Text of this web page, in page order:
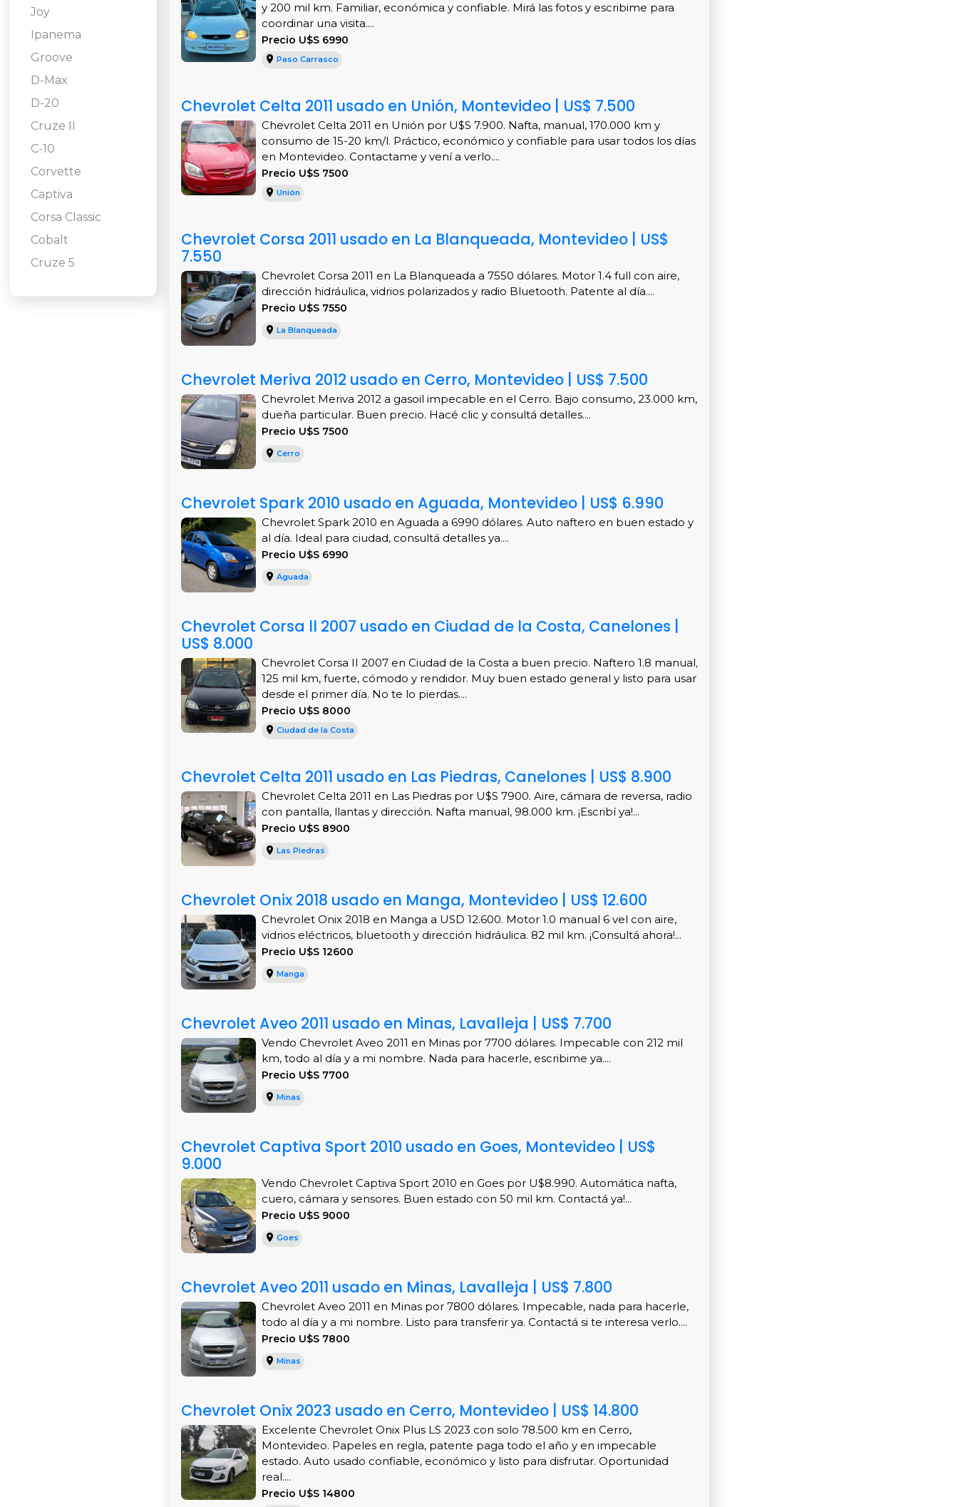
Joy
Ipanema
Groove
D-Max
D-20
Cruze II
C-10
Corvette
Captiva
Corsa Classic
Cobalt
Cruze 5
y 200 mil km. Familiar, económica y confiable. Mirá las fotos y escribime para
coordinar una visita....
Precio U$S 6990
Paso Carrasco
Chevrolet Celta 2011 usado en Unión, Montevideo | US$ 7.500
Chevrolet Celta 2011 en Unión por U$S 7.900. Nafta, manual, 170.000 km y
consumo de 15-20 km/l. Práctico, económico y confiable para usar todos los días
en Montevideo. Contactame y vení a verlo....
Precio U$S 7500
Unión
Chevrolet Corsa 2011 usado en La Blanqueada, Montevideo | US$
7.550
Chevrolet Corsa 2011 en La Blanqueada a 7550 dólares. Motor 1.4 full con aire,
dirección hidráulica, vidrios polarizados y radio Bluetooth. Patente al día....
Precio U$S 7550
La Blanqueada
Chevrolet Meriva 2012 usado en Cerro, Montevideo | US$ 7.500
Chevrolet Meriva 2012 a gasoil impecable en el Cerro. Bajo consumo, 23.000 km,
dueña particular. Buen precio. Hacé clic y consultá detalles....
Precio U$S 7500
Cerro
Chevrolet Spark 2010 usado en Aguada, Montevideo | US$ 6.990
Chevrolet Spark 2010 en Aguada a 6990 dólares. Auto naftero en buen estado y
al día. Ideal para ciudad, consultá detalles ya....
Precio U$S 6990
Aguada
Chevrolet Corsa ll 2007 usado en Ciudad de la Costa, Canelones |
US$ 8.000
Chevrolet Corsa II 2007 en Ciudad de la Costa a buen precio. Naftero 1.8 manual,
125 mil km, fuerte, cómodo y rendidor. Muy buen estado general y listo para usar
desde el primer día. No te lo pierdas....
Precio U$S 8000
Ciudad de la Costa
Chevrolet Celta 2011 usado en Las Piedras, Canelones | US$ 8.900
Chevrolet Celta 2011 en Las Piedras por U$S 7900. Aire, cámara de reversa, radio
con pantalla, llantas y dirección. Nafta manual, 98.000 km. ¡Escribí ya!...
Precio U$S 8900
Las Piedras
Chevrolet Onix 2018 usado en Manga, Montevideo | US$ 12.600
Chevrolet Onix 2018 en Manga a USD 12.600. Motor 1.0 manual 6 vel con aire,
vidrios eléctricos, bluetooth y dirección hidráulica. 82 mil km. ¡Consultá ahora!...
Precio U$S 12600
Manga
Chevrolet Aveo 2011 usado en Minas, Lavalleja | US$ 7.700
Vendo Chevrolet Aveo 2011 en Minas por 7700 dólares. Impecable con 212 mil
km, todo al día y a mi nombre. Nada para hacerle, escribime ya....
Precio U$S 7700
Minas
Chevrolet Captiva Sport 2010 usado en Goes, Montevideo | US$
9.000
Vendo Chevrolet Captiva Sport 2010 en Goes por U$8.990. Automática nafta,
cuero, cámara y sensores. Buen estado con 50 mil km. Contactá ya!...
Precio U$S 9000
Goes
Chevrolet Aveo 2011 usado en Minas, Lavalleja | US$ 7.800
Chevrolet Aveo 2011 en Minas por 7800 dólares. Impecable, nada para hacerle,
todo al día y a mi nombre. Listo para transferir ya. Contactá si te interesa verlo....
Precio U$S 7800
Minas
Chevrolet Onix 2023 usado en Cerro, Montevideo | US$ 14.800
Excelente Chevrolet Onix Plus LS 2023 con solo 78.500 km en Cerro,
Montevideo. Papeles en regla, patente paga todo el año y en impecable
estado. Auto usado confiable, económico y listo para disfrutar. Oportunidad
real....
Precio U$S 14800